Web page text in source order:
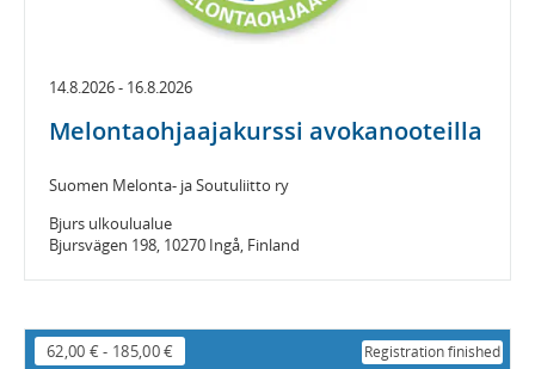
14.8.2026 - 16.8.2026
Melontaohjaajakurssi avokanooteilla
Suomen Melonta- ja Soutuliitto ry
Bjurs ulkoulualue
Bjursvägen 198, 10270 Ingå, Finland
62,00 €- 185,00 € Registration finished